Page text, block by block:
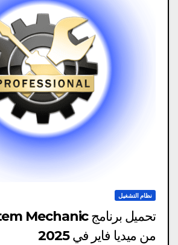
نظام التشغيل
من ميديا ​​فاير في 2025